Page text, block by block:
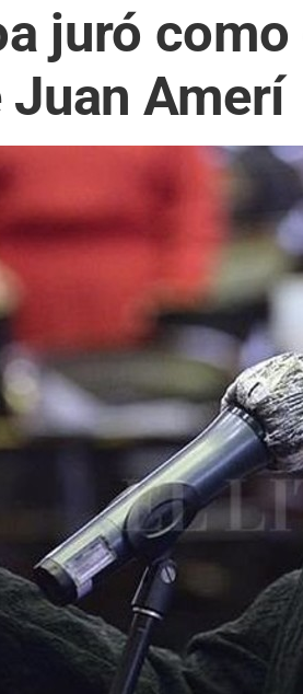
juró
Amerí